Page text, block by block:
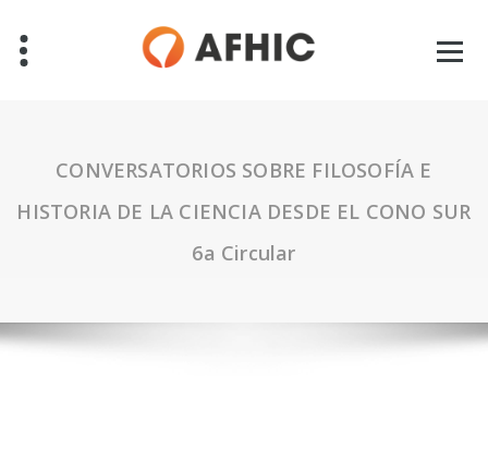
CONVERSATORIOS SOBRE FILOSOFÍA E
HISTORIA DE LA CIENCIA DESDE EL CONO SUR
6a Circular